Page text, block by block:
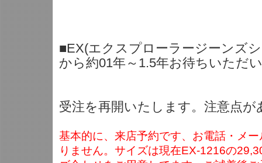
■EX(エクスプローラージーンズ
から約01年～1.5年お待ちいただ
受注を再開いたします。注意点が
基本的に、来店予約です、お電話・メ
りません。サイズは現在EX-1216の